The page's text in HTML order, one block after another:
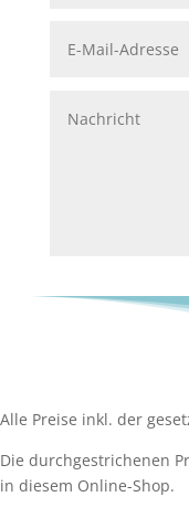
Alle Preise inkl. der
Die durchgestrichenen
in diesem Online-Shop.